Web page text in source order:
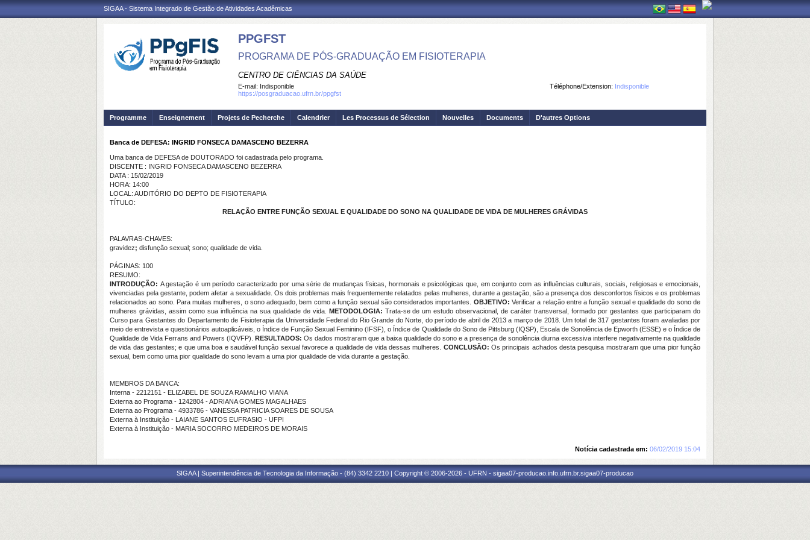
SIGAA - Sistema Integrado de Gestão de Atividades Acadêmicas
PPGFST
PROGRAMA DE PÓS-GRADUAÇÃO EM FISIOTERAPIA
CENTRO DE CIÊNCIAS DA SAÚDE
Téléphone/Extension: Indisponible
E-mail: Indisponible
https://posgraduacao.ufrn.br/ppgfst
Programme Enseignement Projets de Pecherche Calendrier Les Processus de Sélection Nouvelles Documents D'autres Options
Banca de DEFESA: INGRID FONSECA DAMASCENO BEZERRA
Uma banca de DEFESA de DOUTORADO foi cadastrada pelo programa.
DISCENTE : INGRID FONSECA DAMASCENO BEZERRA
DATA : 15/02/2019
HORA: 14:00
LOCAL: AUDITÓRIO DO DEPTO DE FISIOTERAPIA
TÍTULO:
RELAÇÃO ENTRE FUNÇÃO SEXUAL E QUALIDADE DO SONO NA QUALIDADE DE VIDA DE MULHERES GRÁVIDAS
PALAVRAS-CHAVES:
gravidez; disfunção sexual; sono; qualidade de vida.
PÁGINAS: 100
RESUMO:
INTRODUÇÃO: A gestação é um período caracterizado por uma série de mudanças físicas, hormonais e psicológicas que, em conjunto com as influências culturais, sociais, religiosas e emocionais,
vivenciadas pela gestante, podem afetar a sexualidade. Os dois problemas mais frequentemente relatados pelas mulheres, durante a gestação, são a presença dos desconfortos físicos e os problemas
relacionados ao sono. Para muitas mulheres, o sono adequado, bem como a função sexual são considerados importantes. OBJETIVO: Verificar a relação entre a função sexual e qualidade do sono de
mulheres grávidas, assim como sua influência na sua qualidade de vida. METODOLOGIA: Trata-se de um estudo observacional, de caráter transversal, formado por gestantes que participaram do
Curso para Gestantes do Departamento de Fisioterapia da Universidade Federal do Rio Grande do Norte, do período de abril de 2013 a março de 2018. Um total de 317 gestantes foram avaliadas por
meio de entrevista e questionários autoaplicáveis, o Índice de Função Sexual Feminino (IFSF), o Índice de Qualidade do Sono de Pittsburg (IQSP), Escala de Sonolência de Epworth (ESSE) e o Índice de
Qualidade de Vida Ferrans and Powers (IQVFP). RESULTADOS: Os dados mostraram que a baixa qualidade do sono e a presença de sonolência diurna excessiva interfere negativamente na qualidade
de vida das gestantes; e que uma boa e saudável função sexual favorece a qualidade de vida dessas mulheres. CONCLUSÃO: Os principais achados desta pesquisa mostraram que uma pior função
sexual, bem como uma pior qualidade do sono levam a uma pior qualidade de vida durante a gestação.
MEMBROS DA BANCA:
Interna - 2212151 - ELIZABEL DE SOUZA RAMALHO VIANA
Externa ao Programa - 1242804 - ADRIANA GOMES MAGALHAES
Externa ao Programa - 4933786 - VANESSA PATRICIA SOARES DE SOUSA
Externa à Instituição - LAIANE SANTOS EUFRASIO - UFPI
Externa à Instituição - MARIA SOCORRO MEDEIROS DE MORAIS
Notícia cadastrada em: 06/02/2019 15:04
SIGAA | Superintendência de Tecnologia da Informação - (84) 3342 2210 | Copyright © 2006-2026 - UFRN - sigaa07-producao.info.ufrn.br.sigaa07-producao